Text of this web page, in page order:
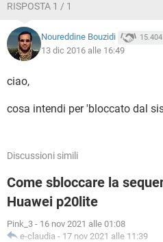
RISPOSTA 1 / 1
Noureddine Bouzidi 15.404
13 dic 2016 alle 16:49
ciao,
cosa intendi per 'bloccato dal
Discussioni simili
Come sbloccare la
Huawei p20lite
Pink_3 - 16 nov 2021 alle 01:08
e-claudia - 17 nov 2021 alle 11:39